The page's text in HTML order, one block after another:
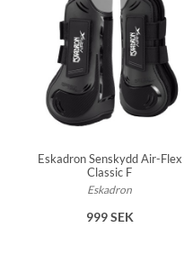
Eskadron Senskydd Air-Flex
Classic F
Eskadron
999 SEK